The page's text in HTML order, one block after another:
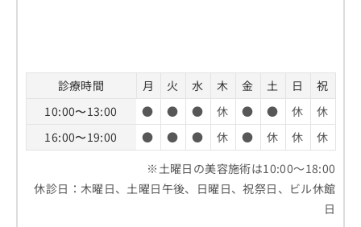
診療時間 月 火 水 木 金 土 日
祝
10:00〜13:00
● ● ● 休 ● ● 休
休
16:00〜19:00
● ● ● 休 ● 休 休
休
※土曜日の美容施術は10:00～18:00
休診日：木曜日、土曜日午後、日曜日、祝祭日、ビル休館
日